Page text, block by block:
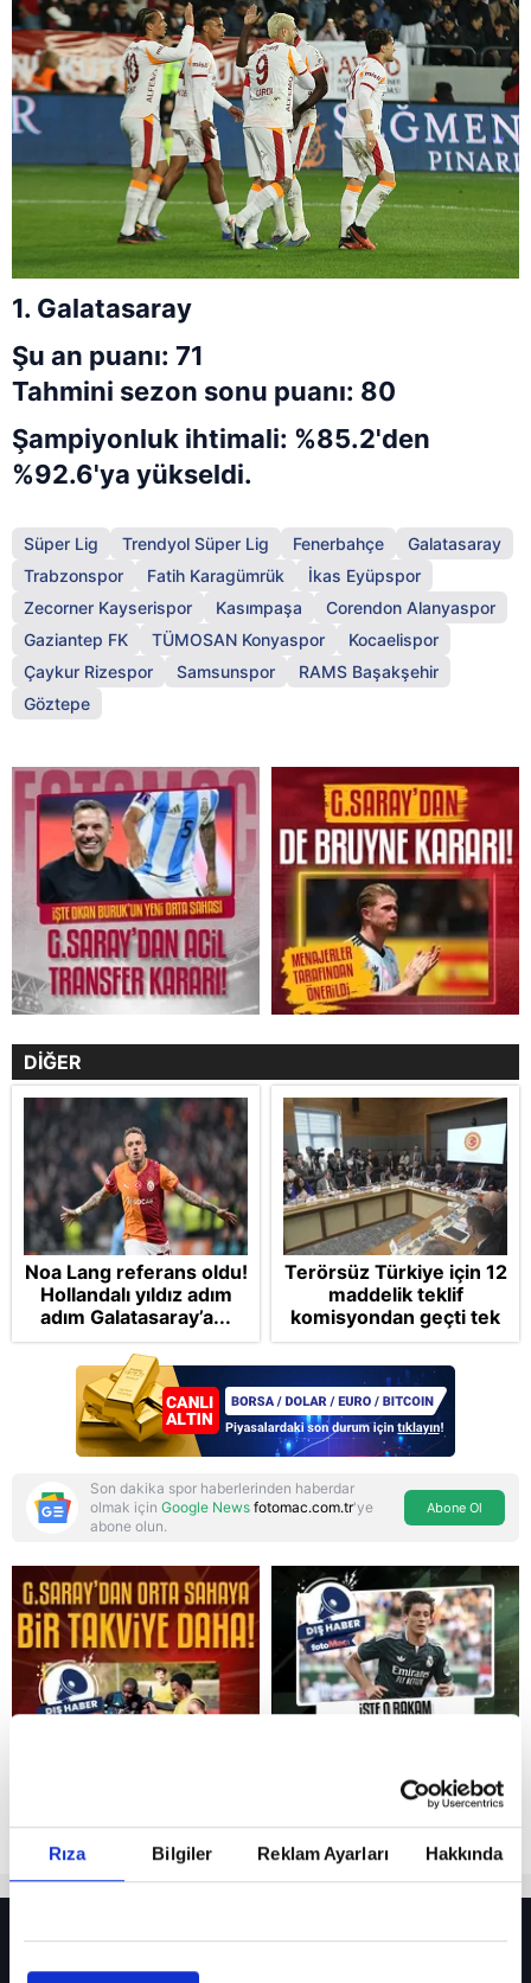
Rıza Bilgiler Reklam Ayarları Hakkında
Reddet
1. Galatasaray
Şu an puanı: 71
Tahmini sezon sonu puanı: 80
Şampiyonluk ihtimali: %85.2'den
%92.6'ya yükseldi.
Süper Lig Trendyol Süper Lig Fenerbahçe
Galatasaray
Trabzonspor
Fatih Karagümrük
İkas Eyüpspor
Zecorner Kayserispor
Kasımpaşa
Corendon Alanyaspor
Gaziantep FK
TÜMOSAN Konyaspor
Kocaelispor
Çaykur Rizespor
Samsunspor
RAMS Başakşehir
Göztepe
DİĞER
Noa Lang referans oldu!
Hollandalı yıldız adım
adım Galatasaray’a...
Terörsüz Türkiye için 12
maddelik teklif
komisyondan geçti tek
madde değişti!
Soruşturma ve cezalar
hangi şartlarda
ertelenecek?
Son dakika spor haberlerinden haberdar
olmak için Google News fotomac.com.tr'ye
abone olun.
Abone Ol